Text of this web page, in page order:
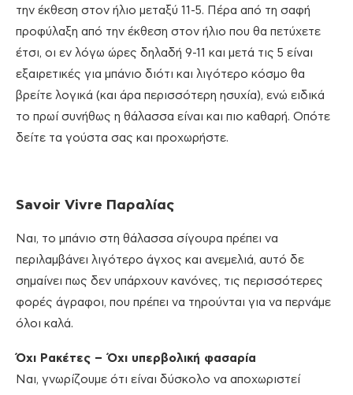
την έκθεση στον ήλιο μεταξύ 11-5. Πέρα από τη σαφή
προφύλαξη από την έκθεση στον ήλιο που θα πετύχετε
έτσι, οι εν λόγω ώρες δηλαδή 9-11 και μετά τις 5 είναι
εξαιρετικές για μπάνιο διότι και λιγότερο κόσμο θα
βρείτε λογικά (και άρα περισσότερη ησυχία), ενώ ειδικά
το πρωί συνήθως η θάλασσα είναι και πιο καθαρή. Οπότε
δείτε τα γούστα σας και προχωρήστε.
Savoir Vivre Παραλίας
Ναι, το μπάνιο στη θάλασσα σίγουρα πρέπει να
περιλαμβάνει λιγότερο άγχος και ανεμελιά, αυτό δε
σημαίνει πως δεν υπάρχουν κανόνες, τις περισσότερες
φορές άγραφοι, που πρέπει να τηρούνται για να περνάμε
όλοι καλά.
Όχι Ρακέτες – Όχι υπερβολική φασαρία
Ναι, γνωρίζουμε ότι είναι δύσκολο να αποχωριστεί